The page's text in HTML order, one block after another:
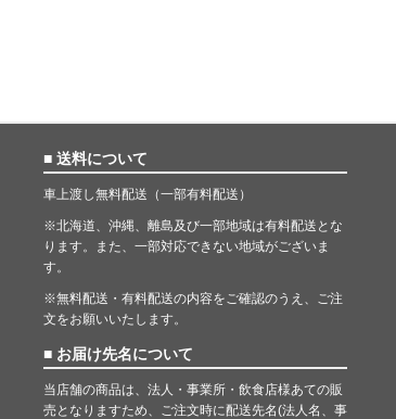
■ 送料について
車上渡し無料配送（一部有料配送）
※北海道、沖縄、離島及び一部地域は有料配送とな
ります。また、一部対応できない地域がございま
す。
※無料配送・有料配送の内容をご確認のうえ、ご注
文をお願いいたします。
■ お届け先名について
当店舗の商品は、法人・事業所・飲食店様あての販
売となりますため、ご注文時に配送先名(法人名、事